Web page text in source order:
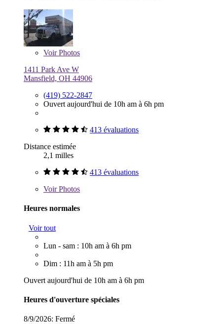
VoirPhotos
1411 Park Ave W
Mansfield, OH 44906
(419) 522-2847
Ouvert aujourd'hui de 10h am à 6h pm
413 évaluations
Distance estimée
2,1 milles
413 évaluations
VoirPhotos
Heures normales
Voir tout
Lun - sam : 10h am à 6h pm
Dim : 11h am à 5h pm
Ouvert aujourd'hui de 10h am à 6h pm
Heures d'ouverture spéciales
8/9/2026: Fermé